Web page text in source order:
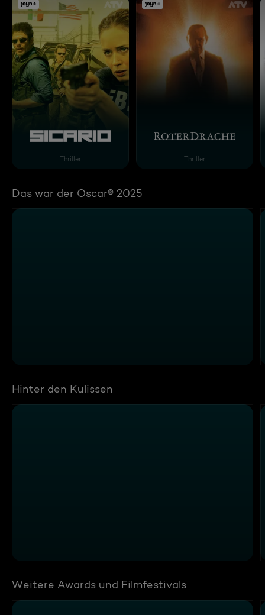
Sicario
Thriller
Roter Drache
Thriller
Das war der Oscar® 2025
Hinter den Kulissen
Weitere Awards und Filmfestivals